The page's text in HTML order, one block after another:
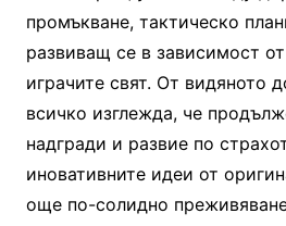
промъкване, тактическо
развиващ се в зависимост
играчите свят. От видяното
всичко изглежда, че
надгради и развие по
иновативните идеи от
още по-солидно